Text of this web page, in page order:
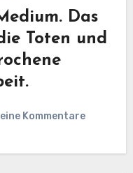
Das
Toten und
Kommentare